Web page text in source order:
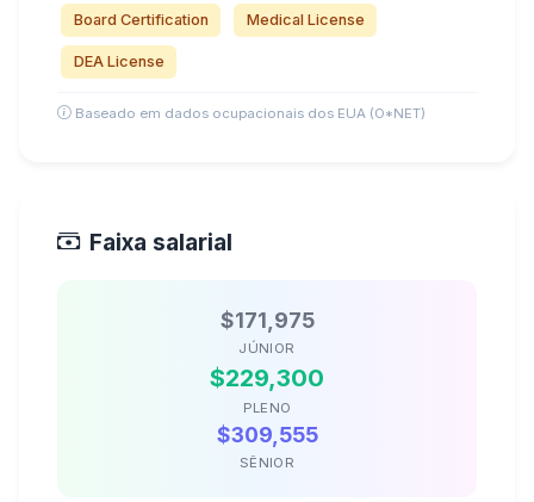
Board Certification Medical License
DEA License
Baseado em dados ocupacionais dos EUA (O*NET)
Faixa salarial
$171,975
JÚNIOR
$229,300
PLENO
$309,555
SÊNIOR